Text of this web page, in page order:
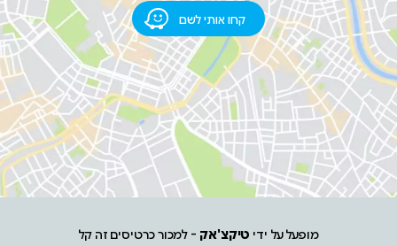
קחו אותי לשם
מופעל על ידי טיקצ'אק - למכור כרטיסים זה קל